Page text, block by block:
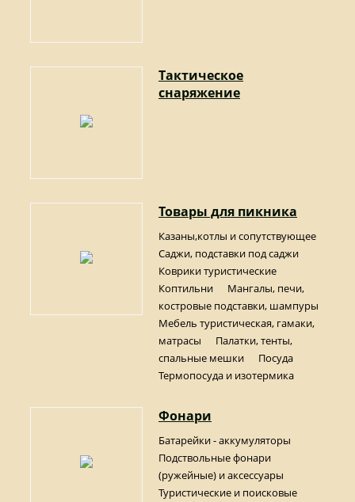
Тактическое
снаряжение
Товары для пикника
Казаны,котлы и сопутствующее
Саджи, подставки под саджи
Коврики туристические
Коптильни
Мангалы, печи,
костровые подставки, шампуры
Мебель туристическая, гамаки,
матрасы
Палатки, тенты,
спальные мешки
Посуда
Термопосуда и изотермика
Фонари
Батарейки - аккумуляторы
Подствольные фонари
(ружейные) и аксессуары
Туристические и поисковые